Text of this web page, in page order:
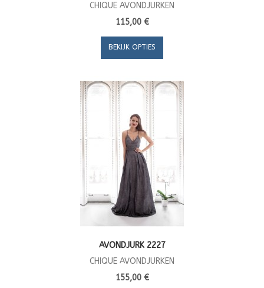
CHIQUE AVONDJURKEN
115,00 €
BEKIJK OPTIES
AVONDJURK 2227
CHIQUE AVONDJURKEN
155,00 €